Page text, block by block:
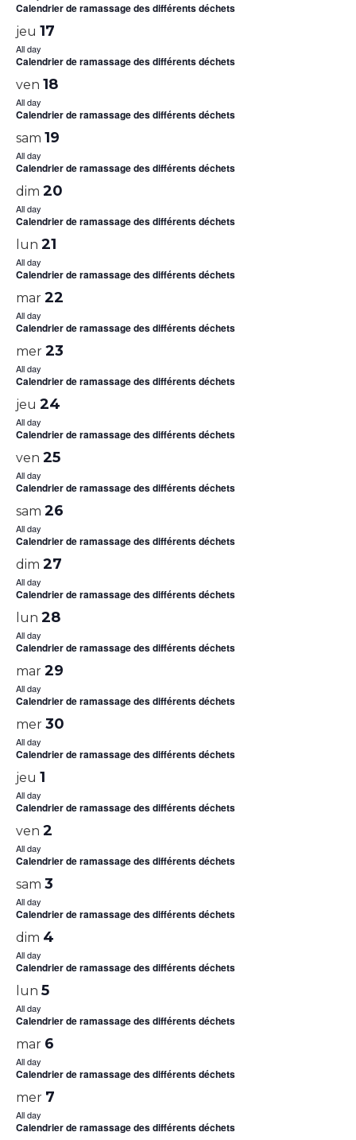
Calendrier de ramassage des différents déchets
jeu 17
All day
Calendrier de ramassage des différents déchets
ven 18
All day
Calendrier de ramassage des différents déchets
sam 19
All day
Calendrier de ramassage des différents déchets
dim 20
All day
Calendrier de ramassage des différents déchets
lun 21
All day
Calendrier de ramassage des différents déchets
mar 22
All day
Calendrier de ramassage des différents déchets
mer 23
All day
Calendrier de ramassage des différents déchets
jeu 24
All day
Calendrier de ramassage des différents déchets
ven 25
All day
Calendrier de ramassage des différents déchets
sam 26
All day
Calendrier de ramassage des différents déchets
dim 27
All day
Calendrier de ramassage des différents déchets
lun 28
All day
Calendrier de ramassage des différents déchets
mar 29
All day
Calendrier de ramassage des différents déchets
mer 30
All day
Calendrier de ramassage des différents déchets
jeu 1
All day
Calendrier de ramassage des différents déchets
ven 2
All day
Calendrier de ramassage des différents déchets
sam 3
All day
Calendrier de ramassage des différents déchets
dim 4
All day
Calendrier de ramassage des différents déchets
lun 5
All day
Calendrier de ramassage des différents déchets
mar 6
All day
Calendrier de ramassage des différents déchets
mer 7
All day
Calendrier de ramassage des différents déchets